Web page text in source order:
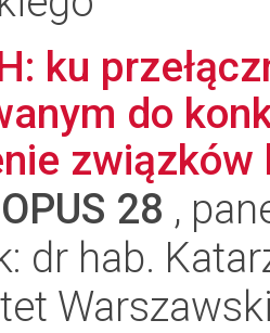
ku
do
OPUS 28 ,
dr hab.